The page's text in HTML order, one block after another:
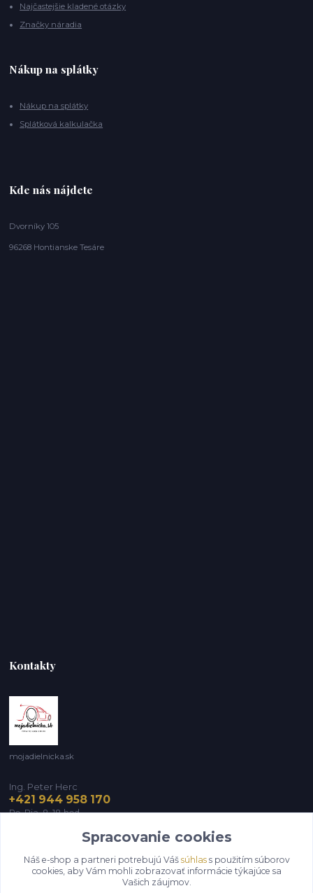
Najčastejšie kladené otázky
Značky náradia
Nákup na splátky
Nákup na splátky
Splátková kalkulačka
Kde nás nájdete
Dvorníky 105
96268 Hontianske Tesáre
Kontakty
mojadielnicka.sk
Ing. Peter Herc
+421 944 958 170
Po-Pia, 8-18 hod.
infomojadielnicka@gmail.com
Spracovanie cookies
Náš e-shop a partneri potrebujú Váš súhlass použitím súborov
cookies, aby Vám mohli zobrazovať informácie týkajúce sa
Vašich záujmov.